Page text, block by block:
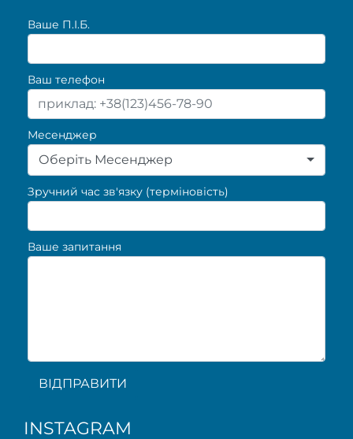
Ваше П.I.Б.
Ваш телефон
Месенджер
Оберіть Месенджер
Зручний час зв'язку (терміновість)
Ваше запитання
ВІДПРАВИТИ
INSTAGRAM